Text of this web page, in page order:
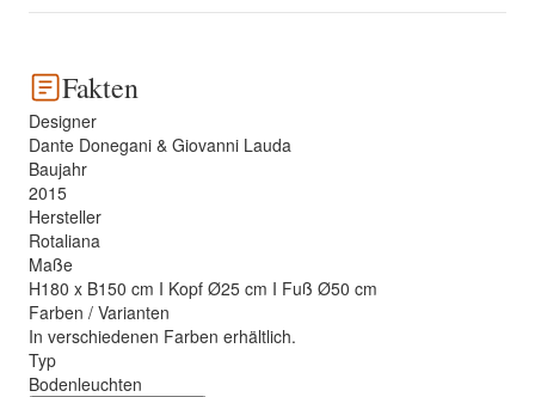
Fakten
Designer
Dante Donegani & Giovanni Lauda
Baujahr
2015
Hersteller
Rotaliana
Maße
H180 x B150 cm I Kopf Ø25 cm I Fuß Ø50 cm
Farben / Varianten
In verschiedenen Farben erhältlich.
Typ
Bodenleuchten